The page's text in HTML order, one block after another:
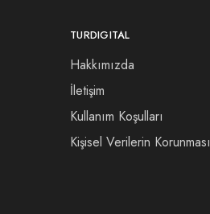
TURDIGITAL
Hakkımızda
İletişim
Kullanım Koşulları
Kişisel Verilerin Korunması